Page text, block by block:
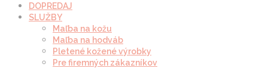
DOPREDAJ
SLUŽBY
Maľba na kožu
Maľba na hodváb
Pletené kožené výrobky
Pre firemných zákazníkov